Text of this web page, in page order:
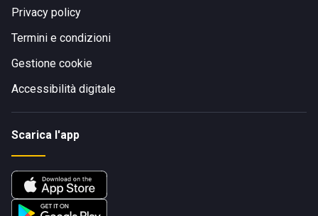
Privacy policy
Termini e condizioni
Gestione cookie
Accessibilità digitale
Scarica l'app